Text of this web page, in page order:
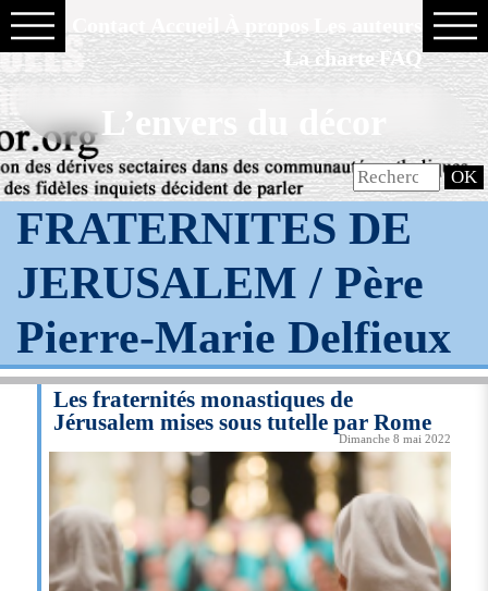
La charte FAQ
L’envers du décor
FRATERNITES DE
JERUSALEM / Père
Pierre-Marie Delfieux
Les fraternités monastiques de
Jérusalem mises sous tutelle par Rome
Dimanche 8 mai 2022